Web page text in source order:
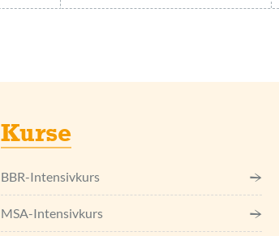
Kurse
BBR-Intensivkurs
MSA-Intensivkurs